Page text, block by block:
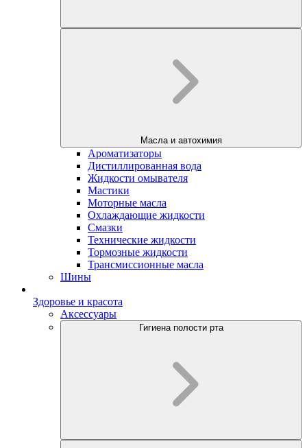
Масла и автохимия
Ароматизаторы
Дистиллированная вода
Жидкости омывателя
Мастики
Моторные масла
Охлаждающие жидкости
Смазки
Технические жидкости
Тормозные жидкости
Трансмиссионные масла
Шины
Здоровье и красота
Аксессуары
Гигиена полости рта